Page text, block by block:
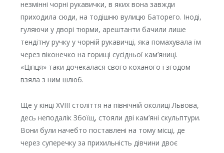
незмінні чорні рукавички, в яких вона завжди
приходила сюди, на тодішню вулицю Баторего. Іноді,
гуляючи у дворі тюрми, арештанти бачили лише
тендітну ручку у чорній рукавичці, яка помахувала їм
через віконечко на горищі сусідньої кам’яниці.
«Ціпця» таки дочекалася свого коханого і згодом
взяла з ним шлюб.
Ще у кінці ХVІІІ століття на північній околиці Львова,
десь неподалік Збоїщ, стояли дві кам’яні скульптури.
Вони були начебто поставлені на тому місці, де
через суперечку за прихильність дівчини двоє